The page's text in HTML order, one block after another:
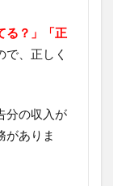
る？」「正
で、正しく
分の収入が
がありま